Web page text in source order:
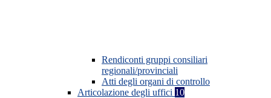
Rendiconti gruppi consiliari
regionali/provinciali
Atti degli organi di controllo
Articolazione degli uffici 10